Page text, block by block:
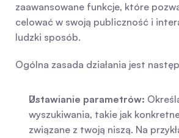
zaawansowane funkcje, które
celować w swoją publiczność i
ludzki sposób.
Ogólna zasada działania jest
Ustawianie parametrów:
wyszukiwania, takie jak
związane z twoją niszą. Na